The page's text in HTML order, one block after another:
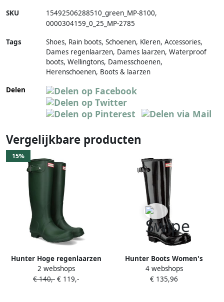
SKU 15492506288510_green_MP-8100,
0000304159_0_25_MP-2785
Tags
Shoes, Rain boots, Schoenen, Kleren, Accessories,
Dames regenlaarzen, Dames laarzen, Waterproof
boots, Wellingtons, Damesschoenen,
Herenschoenen, Boots & laarzen
Delen
Vergelijkbare producten
15%
Hunter Hoge regenlaarzen
Herfst Winter Collectie
Vrouwen Green Dames
2 webshops
€ 140,- € 119,-
Hunter Boots Women's
Original Tall Back Adjustable
Boot Rubberlaarzen zwart
4 webshops
€ 135,96